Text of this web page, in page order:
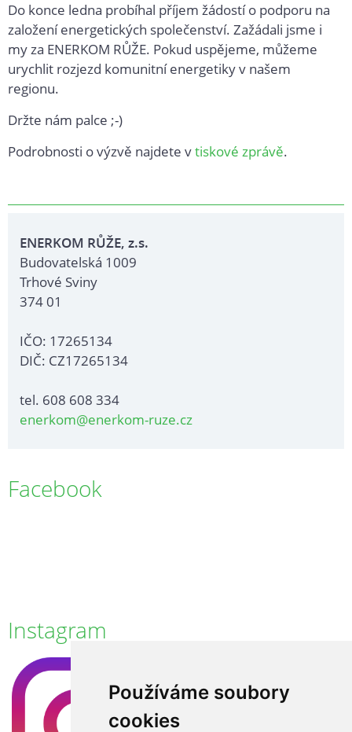
Používáme soubory
cookies
Do konce ledna probíhal příjem žádostí o podporu na
založení energetických společenství. Zažádali jsme i
my za ENERKOM RŮŽE. Pokud uspějeme, můžeme
urychlit rozjezd komunitní energetiky v našem
regionu.
Držte nám palce ;-)
Podrobnosti o výzvě najdete vtiskové zprávě.
ENERKOM RŮŽE, z.s.
Budovatelská 1009
Trhové Sviny
374 01
IČO: 17265134
DIČ: CZ17265134
tel. 608 608 334
enerkom@enerkom-ruze.cz
Facebook
Instagram